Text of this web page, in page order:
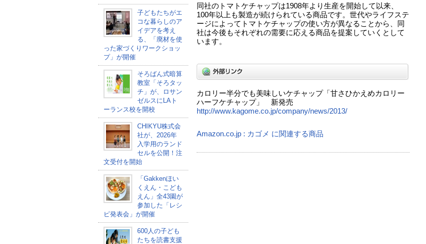
子どもたちがエ
コな暮らしのア
イデアを考え
る、「廃材を使
った家づくりワークショッ
プ」が開催
そろばん式暗算
教室「そろタッ
チ」が、ロサン
ゼルスにLAト
ーランス校を開校
CHIKYU株式会
社が、2026年
入学用のランド
セルを公開！注
文受付を開始
「Gakkenほい
くえん・こども
えん」全43園が
参加した「レシ
ピ発表会」が開催
600人の子ども
たちを読書支援
同社のトマトケチャップは1908年より生産を開始して以来、
100年以上も製造が続けられている商品です。世代やライフステ
ージによってトマトケチャップの使い方が異なることから、同
社は今後もそれぞれの需要に応える商品を提案していくとして
います。
カロリー半分でも美味しいケチャップ「甘さひかえめカロリー
ハーフケチャップ」 新発売
http://www.kagome.co.jp/company/news/2013/
Amazon.co.jp : カゴメ に関連する商品